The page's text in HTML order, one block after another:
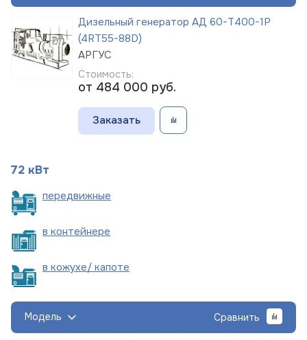
Дизельный генератор АД 60-Т400-1Р
(4RT55-88D)
АРГУС
Стоимость:
от 484 000 руб.
Заказать
72 кВт
передвижные
в контейнере
в кожухе/ капоте
Модель Сравнить